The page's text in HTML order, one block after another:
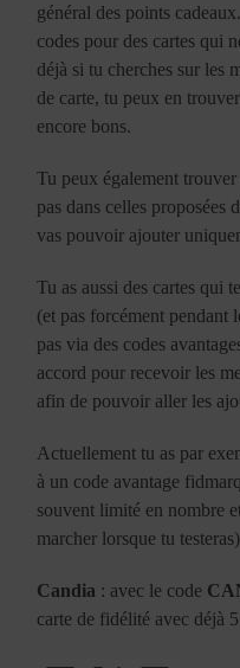
général des points
codes pour des cartes qui
déjà si tu cherches sur les
de carte, tu peux en
encore bons.
Tu peux également
pas dans celles proposées
vas pouvoir ajouter
Tu as aussi des cartes qui
(et pas forcément pendant
pas via des codes
accord pour recevoir les
afin de pouvoir aller les
Actuellement tu as par
à un code avantage
souvent limité en nombre
marcher lorsque tu
Candia : avec le code
carte de fidélité avec déjà